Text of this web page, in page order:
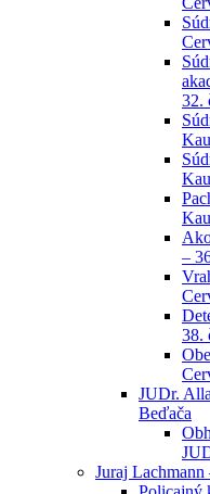
32.
–
38.
JUDr.
Beďača
Juraj